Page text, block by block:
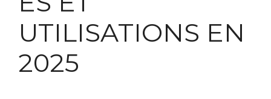
UTILISATIONS EN
2025